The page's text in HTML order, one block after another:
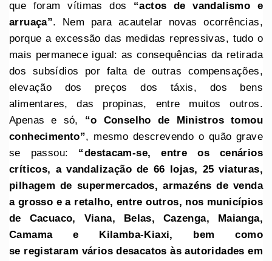
que foram vítimas dos “actos de vandalismo e
arruaça”. Nem para acautelar novas ocorrências,
porque a excessão das medidas repressivas, tudo o
mais permanece igual: as consequências da retirada
dos subsídios por falta de outras compensações,
elevação dos preços dos táxis, dos bens
alimentares, das propinas, entre muitos outros.
Apenas e só, “o Conselho de Ministros tomou
conhecimento”, mesmo descrevendo o quão grave
se passou: “destacam-se, entre os cenários
críticos, a vandalização de 66 lojas, 25 viaturas,
pilhagem de supermercados, armazéns de venda
a grosso e a retalho, entre outros, nos municípios
de Cacuaco, Viana, Belas, Cazenga, Maianga,
Camama e Kilamba-Kiaxi, bem como
se registaram vários desacatos às autoridades em